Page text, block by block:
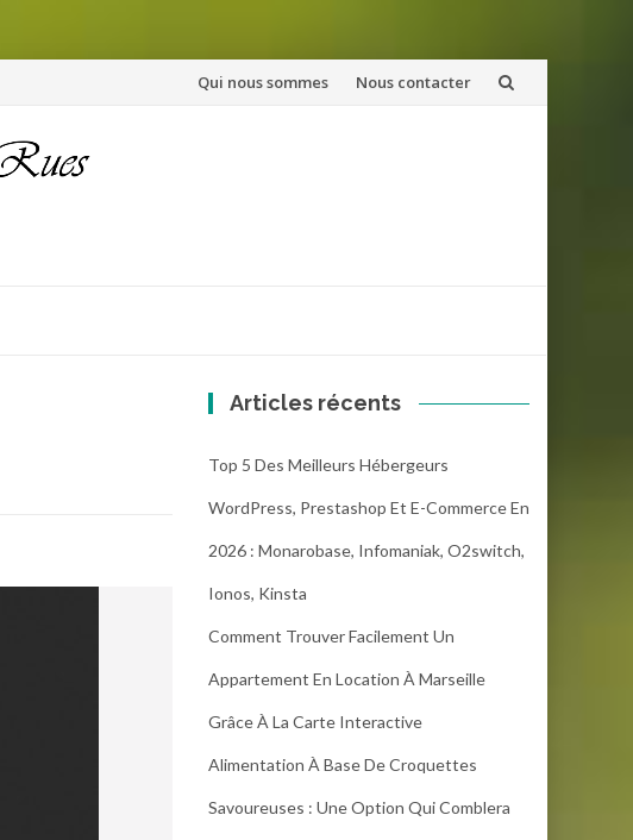
Aller
Qui nous sommes Nous contacter
Articles récents
Top 5 Des Meilleurs Hébergeurs
WordPress, Prestashop Et E-Commerce En
2026 : Monarobase, Infomaniak, O2switch,
Ionos, Kinsta
Comment Trouver Facilement Un
Appartement En Location À Marseille
Grâce À La Carte Interactive
Alimentation À Base De Croquettes
Savoureuses : Une Option Qui Comblera